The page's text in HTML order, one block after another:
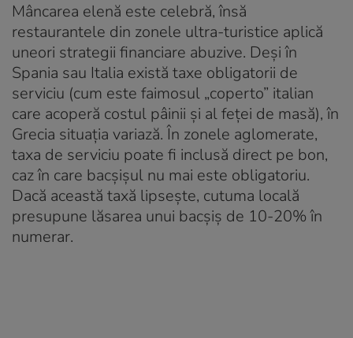
Mâncarea elenă este celebră, însă
restaurantele din zonele ultra-turistice aplică
uneori strategii financiare abuzive. Deși în
Spania sau Italia există taxe obligatorii de
serviciu (cum este faimosul „coperto” italian
care acoperă costul pâinii și al feței de masă), în
Grecia situația variază. În zonele aglomerate,
taxa de serviciu poate fi inclusă direct pe bon,
caz în care bacșișul nu mai este obligatoriu.
Dacă această taxă lipsește, cutuma locală
presupune lăsarea unui bacșiș de 10-20% în
numerar.